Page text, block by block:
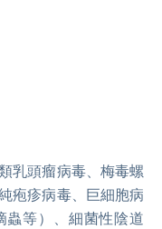
乳頭瘤病毒、梅毒螺
疱疹病毒、巨細胞病
等）、細菌性陰道